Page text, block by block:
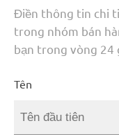
Điền thông tin chi
trong nhóm bán
bạn trong vòng 24
Tên